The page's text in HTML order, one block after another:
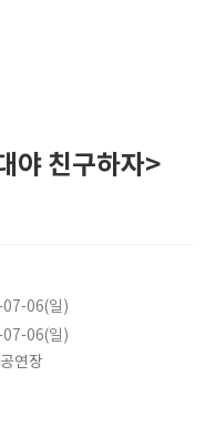
야 친구하자>
06(일)
06(일)
연장